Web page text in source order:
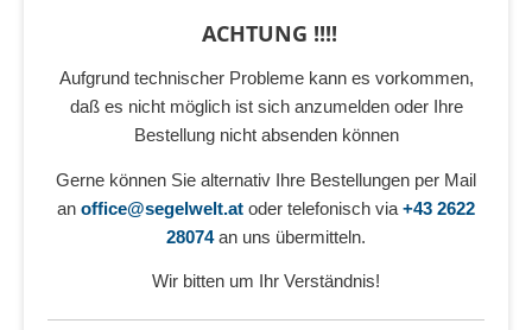
ACHTUNG !!!!
Aufgrund technischer Probleme kann es vorkommen,
daß es nicht möglich ist sich anzumelden oder Ihre
Bestellung nicht absenden können
Gerne können Sie alternativ Ihre Bestellungen per Mail
an office@segelwelt.at oder telefonisch via +43 2622
28074an uns übermitteln.
Wir bitten um Ihr Verständnis!